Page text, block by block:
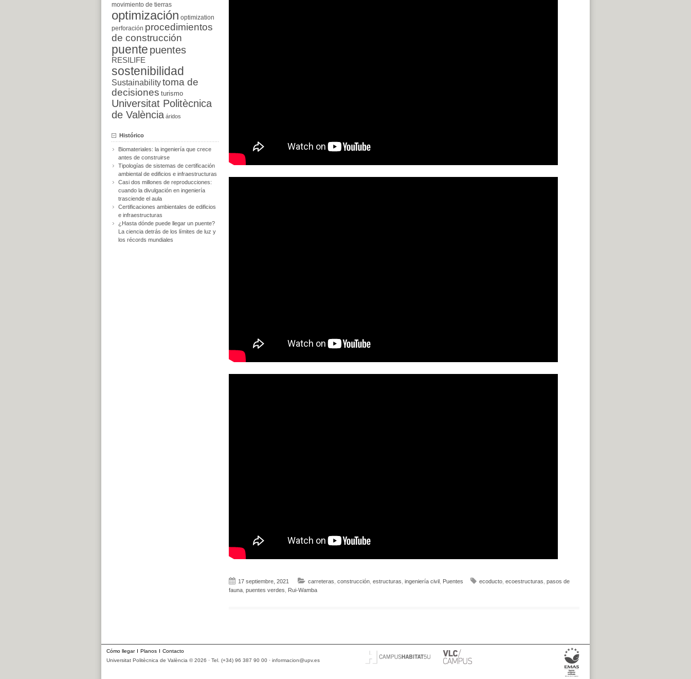
17 septiembre, 2021 carreteras construcción, estructuras ingeniería civil Puentes ecoducto, ecoestructuras pasos de
fauna, puentes verdes Rui-Wamba
movimiento de tierras
optimización optimization
perforación procedimientos
de construcción
puente puentes
RESILIFE
sostenibilidad
Sustainabilitytoma de
decisiones turismo
Universitat Politècnica
de València áridos
Histórico
Biomateriales: la ingeniería que crece
antes de construirse
Tipologías de sistemas de certificación
ambiental de edificios e infraestructuras
Casi dos millones de reproducciones:
cuando la divulgación en ingeniería
trasciende el aula
Certificaciones ambientales de edificios
e infraestructuras
¿Hasta dónde puede llegar un puente?
La ciencia detrás de los límites de luz y
los récords mundiales
Cómo llegar Planos
Contacto
Universitat Politècnica de València © 2026 · Tel. (+34) 96 387 90 00 · informacion@upv.es